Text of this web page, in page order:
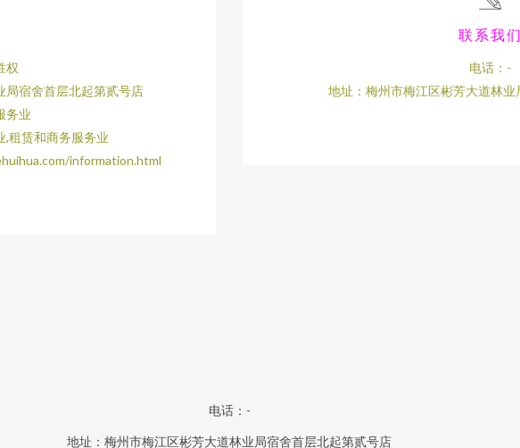
权
局宿舍首层北起第贰号店
务业
,租赁和商务服务业
information.html
联系我们
电话：-
地址：梅州市梅江区彬芳大道林
电话：-
地址：梅州市梅江区彬芳大道林业局宿舍首层北起第贰号店